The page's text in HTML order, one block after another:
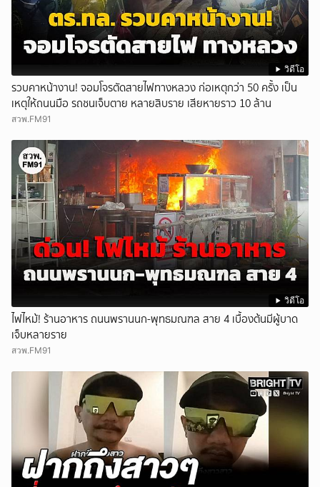
วิดีโอ
รวบคาหน้างาน! จอมโจรตัดสายไฟทางหลวง ก่อเหตุกว่า 50 ครั้ง เป็น
เหตุให้ถนนมือ รถชนเจ็บตาย หลายสิบราย เสียหายราว 10 ล้าน
สวพ.FM91
วิดีโอ
ไฟไหม้! ร้านอาหาร ถนนพรานนก-พุทธมณฑล สาย 4 เบื้องต้นมีผู้บาด
เจ็บหลายราย
สวพ.FM91